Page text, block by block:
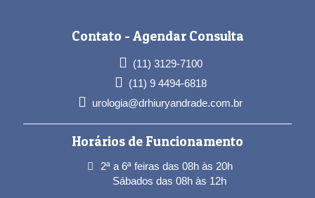
Contato - Agendar Consulta
(11) 3129-7100
(11) 9 4494-6818
urologia@drhiuryandrade.com.br
Horários de Funcionamento
2ª a 6ª feiras das 08h às 20h
Sábados das 08h às 12h